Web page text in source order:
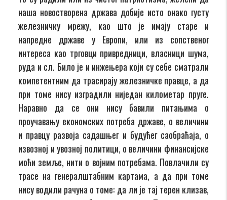
наша новостворена држава добије исто онако густу
железничку мрежу, као што је имају старе и
напредне државе у Европи, или из сопственог
интереса као трговци привредници, власници шума,
руда и сл. Било је и инжењера који су себе сматрали
компетентним да трасирају железничке правце, а да
при томе нису изградили ниједан километар пруге.
Наравно да се они нису бавили питањима о
проучавању економских потреба државе, о величини
и правцу развоја садашњег и будућег саобраћаја, о
извозној и увозној политици, о величини финансијске
моћи земље, нити о војним потребама. Повлачили су
трасе на генералштабним картама, а да при томе
нису водили рачуна о томе: да ли је тај терен клизав,